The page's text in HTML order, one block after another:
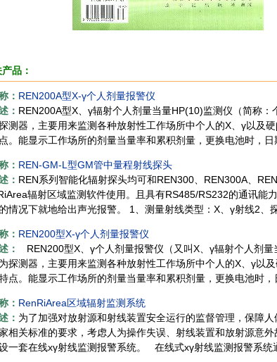
品：
： REN200A型X-γ个人剂量报警仪
： REN200A型X、γ辐射个人剂量当量HP(10)监测仪（简称
测器，主要用来监测各种放射性工作场所中个人的X、γ以及
。能显示工作场所的剂量当量率和累积剂量，更换电池时，
： REN-GM-L型GM管中量程射线探头
： REN系列智能化辐射探头均可和REN300、REN300A、
辐射区域监测软件使用。且具有RS485/RS232的通讯能
情况下就地给出声光报警。 1、测量射线类型：X、γ射线2、
： REN200型X-γ个人剂量报警仪
：
REN200型X、γ个人剂量报警仪（又叫X、γ辐射个人剂
探测器，主要用来监测各种放射性工作场所中个人的X、γ以
点。能显示工作场所的剂量当量率和累积剂量，更换电池时
： RenRiArea区域辐射监测系统
： 为了加强对放射源和射线装置安全运行的监督管理，保障
相关标准的要求，考虑人为操作失误、射线装置和放射源意
一套在线xγ射线监测报警系统。 在线式xγ射线监测报警系统